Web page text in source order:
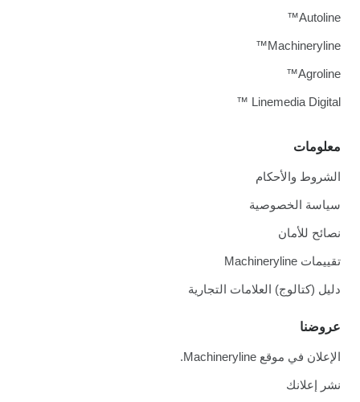
معلومات
الشروط والأحكام
سياسة الخصوصية
نصائح للأمان
تقييمات Machineryline
دليل (كتالوج) العلامات التجارية
عروضنا
الإعلان في موقع Machineryline.
نشر إعلانك
Autoline™
Machineryline™
Agroline™
Linemedia Digital ™